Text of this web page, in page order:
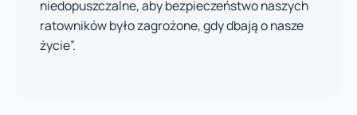
niedopuszczalne, aby bezpieczeństwo naszych
ratowników było zagrożone, gdy dbają o nasze
życie”.